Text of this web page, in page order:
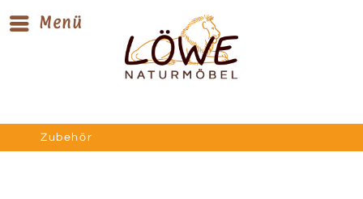
Menü
Zubehör